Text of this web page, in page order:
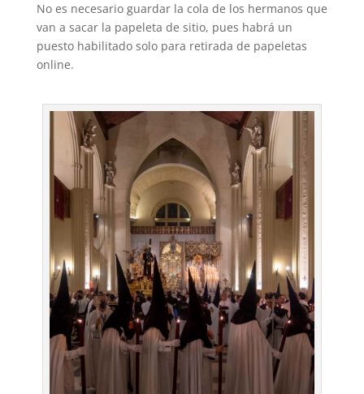
No es necesario guardar la cola de los hermanos que
van a sacar la papeleta de sitio, pues habrá un
puesto habilitado solo para retirada de papeletas
online.